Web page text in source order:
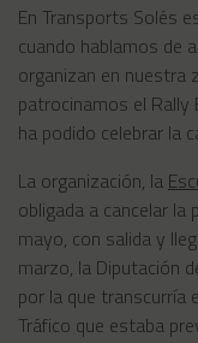
En Transports Solés
cuando hablamos de
organizan en nuestra
patrocinamos el Rally
ha podido celebrar la
La organización, la
obligada a cancelar la
mayo, con salida y
marzo, la Diputación
por la que transcurría
Tráfico que estaba